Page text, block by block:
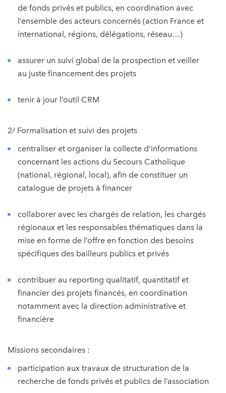
de fonds privés et publics, en coordination avec
l’ensemble des acteurs concernés (action France et
international, régions, délégations, réseau…)
assurer un suivi global de la prospection et veiller
au juste financement des projets
tenir à jour l’outil CRM
2/ Formalisation et suivi des projets
centraliser et organiser la collecte d’informations
concernant les actions du Secours Catholique
(national, régional, local), afin de constituer un
catalogue de projets à financer
collaborer avec les chargés de relation, les chargés
régionaux et les responsables thématiques dans la
mise en forme de l’offre en fonction des besoins
spécifiques des bailleurs publics et privés
contribuer au reporting qualitatif, quantitatif et
financier des projets financés, en coordination
notamment avec la direction administrative et
financière
Missions secondaires :
participation aux travaux de structuration de la
recherche de fonds privés et publics de l’association